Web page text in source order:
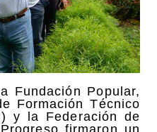
Fundación Popular,
Formación Técnico
y la Federación de